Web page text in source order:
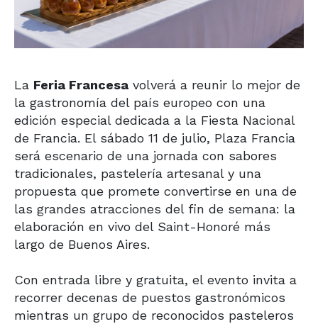
La Feria Francesa volverá a reunir lo mejor de
la gastronomía del país europeo con una
edición especial dedicada a la Fiesta Nacional
de Francia. El sábado 11 de julio, Plaza Francia
será escenario de una jornada con sabores
tradicionales, pastelería artesanal y una
propuesta que promete convertirse en una de
las grandes atracciones del fin de semana: la
elaboración en vivo del Saint-Honoré más
largo de Buenos Aires.
Con entrada libre y gratuita, el evento invita a
recorrer decenas de puestos gastronómicos
mientras un grupo de reconocidos pasteleros